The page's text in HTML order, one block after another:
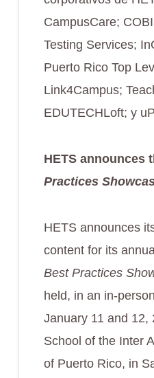
CampusCare;
Testing Services;
Puerto Rico Top
Link4Campus;
EDUTECHLoft; y
HETS announces
Practices
HETS announces
content for its
Best Practices
held, in an in-
January 11 and 12,
School of the Inter
of Puerto Rico, in